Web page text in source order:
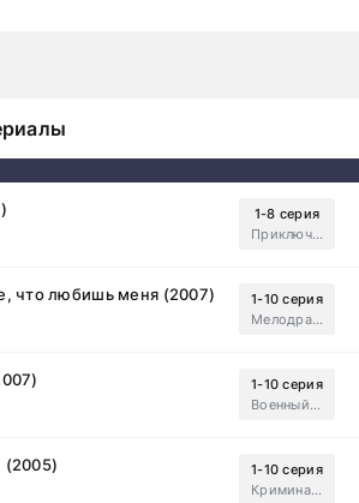
1-8 серия
Приключения, Зарубежный, Мелодрама
что любишь меня (2007)
1-10 серия
Мелодрама, Драма
1-10 серия
Военный, Исторический, Зарубежный, Мелодрама, Драма
(2005)
1-10 серия
Криминал, Драма